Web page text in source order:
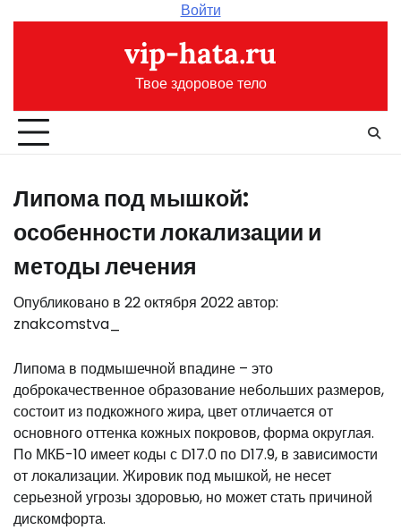
Войти
vip-hata.ru
Твое здоровое тело
Липома под мышкой:
особенности локализации и
методы лечения
Опубликовано в 22 октября 2022автор:
znakcomstva_
Липома в подмышечной впадине – это
доброкачественное образование небольших размеров,
состоит из подкожного жира, цвет отличается от
основного оттенка кожных покровов, форма округлая.
По МКБ-10 имеет коды с D17.0 по D17.9, в зависимости
от локализации. Жировик под мышкой, не несет
серьезной угрозы здоровью, но может стать причиной
дискомфорта.